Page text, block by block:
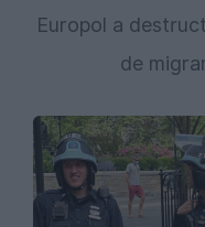
Europol a
de